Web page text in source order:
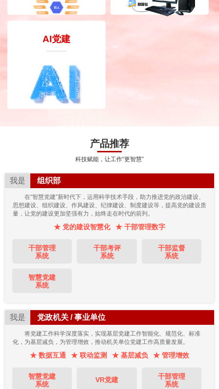
AI党建
产品推荐
科技赋能，让工作“更智慧”
我是 组织部
在“智慧党建”新时代下，运用科学技术手段，助力推进党的政治建设、
思想建设、组织建设、作风建设、纪律建设、制度建设等，提高党的建设质
量，让党的建设更加坚强有力，始终走在时代的前列。
★ 党的建设智慧化 ★ 干部管理数字
干部管理
系统
干部考评
系统
干部监督
系统
智慧党建
系统
我是 党政机关 / 事业单位
将党建工作科学深度落实，实现基层党建工作智能化、规范化、标准
化，为基层减负，为管理增效，推动机关单位党建工作高质量发展。
★ 数据互通 ★ 联动监测 ★ 基层减负 ★ 管理增效
智慧党建
系统
VR党建
干部管理
系统